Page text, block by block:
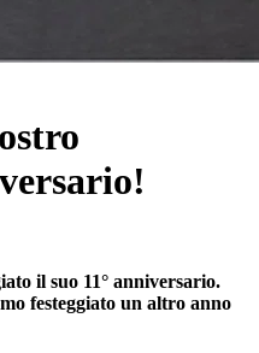
il suo 11° anniversario.
festeggiato un altro anno